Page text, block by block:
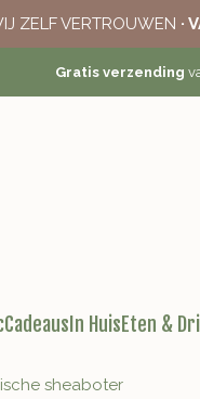
ZELF VERTROUWEN ·
Gratis verzending
Cadeaus In HuisEten &
sheaboter